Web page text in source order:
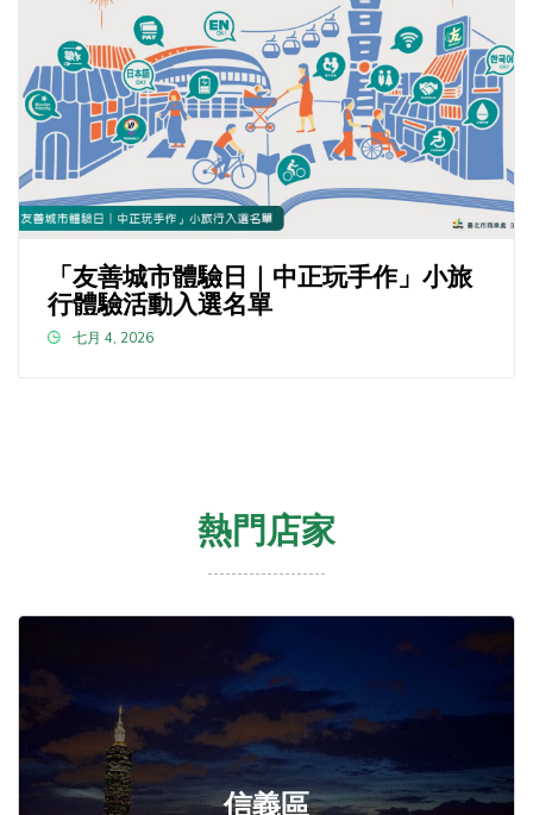
「友善城市體驗日｜中正玩手作」小旅
行體驗活動入選名單
七月 4, 2026
熱門店家
信義區